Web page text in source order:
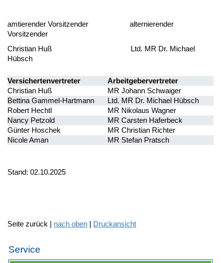
amtierender Vorsitzender alternierender
Vorsitzender
Christian Huß Ltd. MR Dr. Michael
Hübsch
Versichertenvertreter
Arbeitgebervertreter
Christian Huß
MR Johann Schwaiger
Bettina Gammel-Hartmann
Ltd. MR Dr. Michael Hübsch
Robert Hechtl
MR Nikolaus Wagner
Nancy Petzold
MR Carsten Haferbeck
Günter Hoschek
MR Christian Richter
Nicole Aman
MR Stefan Pratsch
Stand: 02.10.2025
Seite zurück | nach oben | Druckansicht
Service